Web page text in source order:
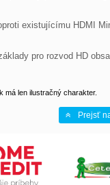
existujícímu HDMI
pro rozvod HD
má len ilustračný charakter.
Prejsť